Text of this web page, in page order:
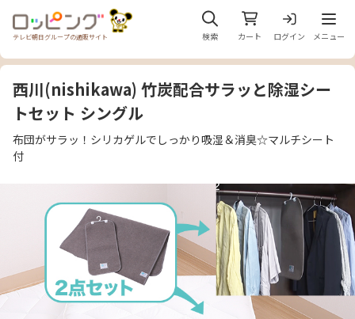
テレビ朝日グループの通販サイト 検索 カート ログイン
メニ
メニュー
西川(nishikawa) 竹炭配合サラッと除湿シー
トセット シングル
布団がサラッ！シリカゲルでしっかり吸湿＆消臭☆マルチシート
付